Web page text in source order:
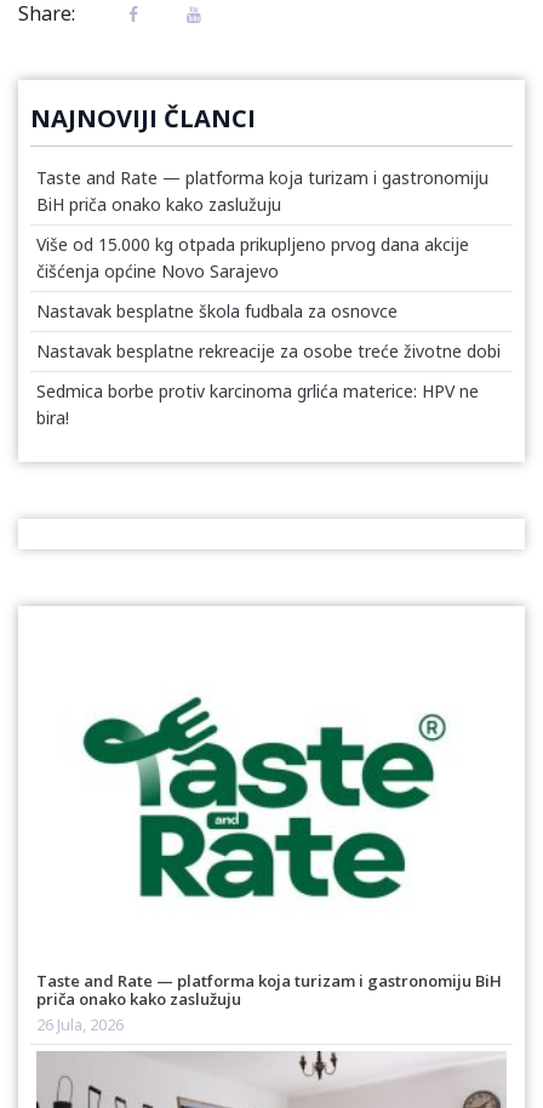
Share:
NAJNOVIJI ČLANCI
Taste and Rate — platforma koja turizam i gastronomiju
BiH priča onako kako zaslužuju
Više od 15.000 kg otpada prikupljeno prvog dana akcije
čišćenja općine Novo Sarajevo
Nastavak besplatne škola fudbala za osnovce
Nastavak besplatne rekreacije za osobe treće životne dobi
Sedmica borbe protiv karcinoma grlića materice: HPV ne
bira!
Taste and Rate — platforma koja turizam i gastronomiju BiH
priča onako kako zaslužuju
26 Jula, 2026